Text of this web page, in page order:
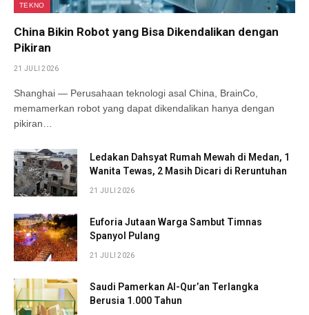
TEKNO
China Bikin Robot yang Bisa Dikendalikan dengan
Pikiran
21 JULI 2026
Shanghai — Perusahaan teknologi asal China, BrainCo,
memamerkan robot yang dapat dikendalikan hanya dengan
pikiran…
Ledakan Dahsyat Rumah Mewah di Medan, 1
Wanita Tewas, 2 Masih Dicari di Reruntuhan
21 JULI 2026
Euforia Jutaan Warga Sambut Timnas
Spanyol Pulang
21 JULI 2026
Saudi Pamerkan Al-Qur’an Terlangka
Berusia 1.000 Tahun